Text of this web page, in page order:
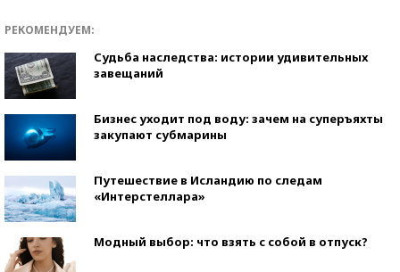
РЕКОМЕНДУЕМ:
Судьба наследства: истории удивительных
завещаний
Бизнес уходит под воду: зачем на суперъяхты
закупают субмарины
Путешествие в Исландию по следам
«Интерстеллара»
Модный выбор: что взять с собой в отпуск?